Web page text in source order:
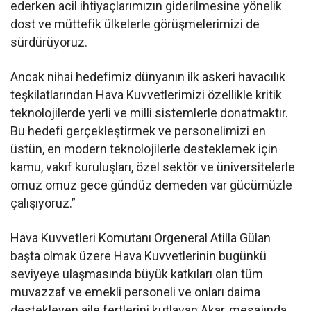
ederken acil ihtiyaçlarımızın giderilmesine yönelik
dost ve müttefik ülkelerle görüşmelerimizi de
sürdürüyoruz.
Ancak nihai hedefimiz dünyanın ilk askeri havacılık
teşkilatlarından Hava Kuvvetlerimizi özellikle kritik
teknolojilerde yerli ve milli sistemlerle donatmaktır.
Bu hedefi gerçekleştirmek ve personelimizi en
üstün, en modern teknolojilerle desteklemek için
kamu, vakıf kuruluşları, özel sektör ve üniversitelerle
omuz omuz gece gündüz demeden var gücümüzle
çalışıyoruz.”
Hava Kuvvetleri Komutanı Orgeneral Atilla Gülan
başta olmak üzere Hava Kuvvetlerinin bugünkü
seviyeye ulaşmasında büyük katkıları olan tüm
muvazzaf ve emekli personeli ve onları daima